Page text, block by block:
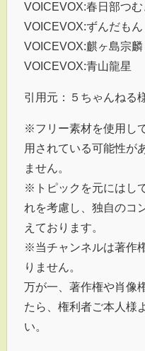
VOICEVOX:春日部つむ
VOICEVOX:ずんだもん
VOICEVOX:麒ヶ島宗麟
VOICEVOX:青山龍星
引用元：５ちゃんねる
※フリー素材を使用し
用されている可能性が
ません。
※トピックを元にはし
れを考慮し、独自のコ
えております。
※当チャンネルは著作
りません。
万が一、著作権や肖像
たら、権利者ご本人様
い。